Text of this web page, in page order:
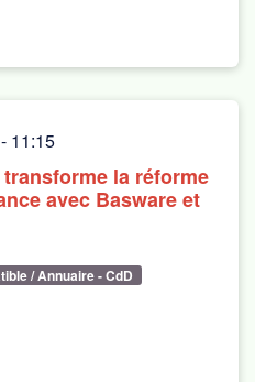
- 11:15
la réforme
avec Basware et
/ Annuaire - CdD